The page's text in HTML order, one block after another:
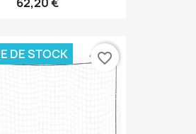
DE STOCK favorite_border